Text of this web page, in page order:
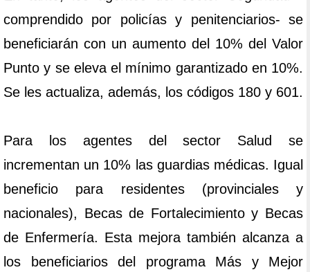
comprendido por policías y penitenciarios- se
beneficiarán con un aumento del 10% del Valor
Punto y se eleva el mínimo garantizado en 10%.
Se les actualiza, además, los códigos 180 y 601.
Para los agentes del sector Salud se
incrementan un 10% las guardias médicas. Igual
beneficio para residentes (provinciales y
nacionales), Becas de Fortalecimiento y Becas
de Enfermería. Esta mejora también alcanza a
los beneficiarios del programa Más y Mejor